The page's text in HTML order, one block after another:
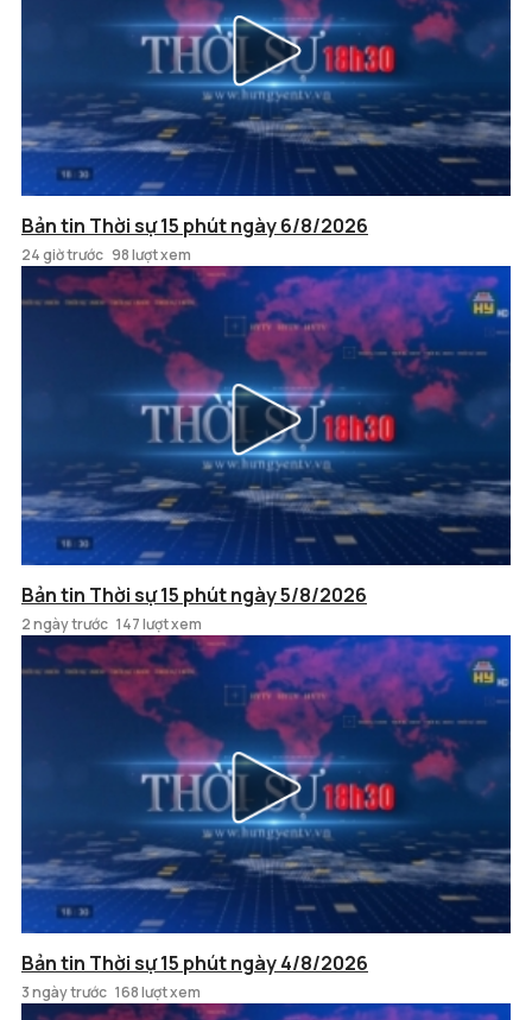
Bản tin Thời sự 15 phút ngày 6/8/2026
24 giờ trước 98 lượt xem
Bản tin Thời sự 15 phút ngày 5/8/2026
2 ngày trước 147 lượt xem
Bản tin Thời sự 15 phút ngày 4/8/2026
3 ngày trước 168 lượt xem